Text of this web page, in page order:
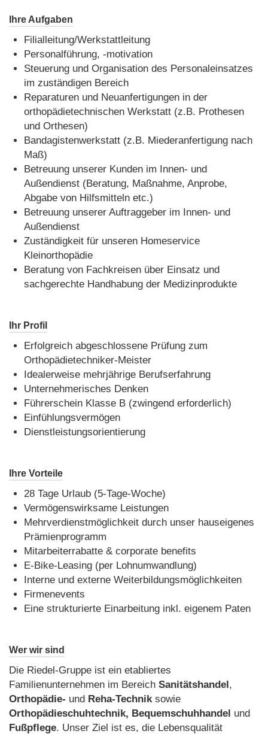
Ihre Aufgaben
Filialleitung/Werkstattleitung
Personalführung, -motivation
Steuerung und Organisation des Personaleinsatzes
im zuständigen Bereich
Reparaturen und Neuanfertigungen in der
orthopädietechnischen Werkstatt (z.B. Prothesen
und Orthesen)
Bandagistenwerkstatt (z.B. Miederanfertigung nach
Maß)
Betreuung unserer Kunden im Innen- und
Außendienst (Beratung, Maßnahme, Anprobe,
Abgabe von Hilfsmitteln etc.)
Betreuung unserer Auftraggeber im Innen- und
Außendienst
Zuständigkeit für unseren Homeservice
Kleinorthopädie
Beratung von Fachkreisen über Einsatz und
sachgerechte Handhabung der Medizinprodukte
Ihr Profil
Erfolgreich abgeschlossene Prüfung zum
Orthopädietechniker-Meister
Idealerweise mehrjährige Berufserfahrung
Unternehmerisches Denken
Führerschein Klasse B (zwingend erforderlich)
Einfühlungsvermögen
Dienstleistungsorientierung
Ihre Vorteile
28 Tage Urlaub (5-Tage-Woche)
Vermögenswirksame Leistungen
Mehrverdienstmöglichkeit durch unser hauseigenes
Prämienprogramm
Mitarbeiterrabatte & corporate benefits
E-Bike-Leasing (per Lohnumwandlung)
Interne und externe Weiterbildungsmöglichkeiten
Firmenevents
Eine strukturierte Einarbeitung inkl. eigenem Paten
Wer wir sind
Die Riedel-Gruppe ist ein etabliertes
Familienunternehmen im Bereich Sanitätshandel,
Orthopädie- und Reha-Techniksowie
Orthopädieschuhtechnik, Bequemschuhhandel und
Fußpflege. Unser Ziel ist es, die Lebensqualität